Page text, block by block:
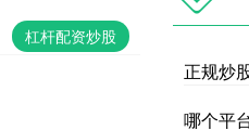
杠杆配资炒股
正规炒
哪个平